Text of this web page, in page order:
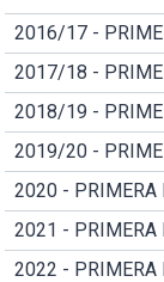
2016/17 -
2017/18 -
2018/19 -
2019/20 -
2020 - PRIMERA
2021 - PRIMERA
2022 - PRIMERA